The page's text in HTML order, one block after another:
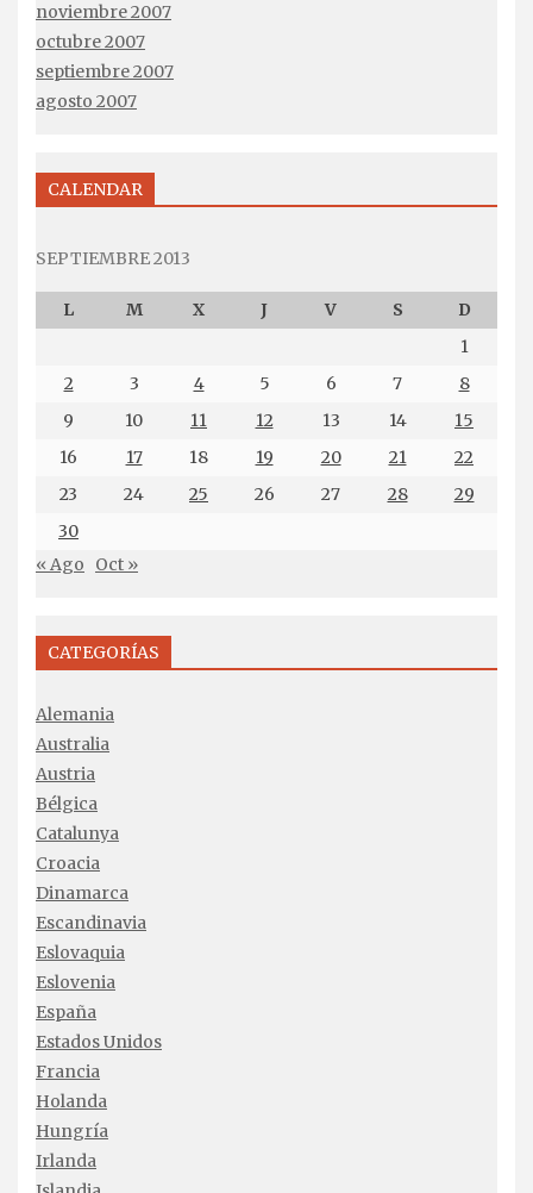
noviembre 2007
octubre 2007
septiembre 2007
agosto 2007
CALENDAR
SEPTIEMBRE 2013
L M X J V S
D
1
2
3 4 5 6 7
8
9
10 11 12 13 14
15
16
17 18 19 20 21
22
23
24 25 26 27 28
29
30
« Ago
Oct »
CATEGORÍAS
Alemania
Australia
Austria
Bélgica
Catalunya
Croacia
Dinamarca
Escandinavia
Eslovaquia
Eslovenia
España
Estados Unidos
Francia
Holanda
Hungría
Irlanda